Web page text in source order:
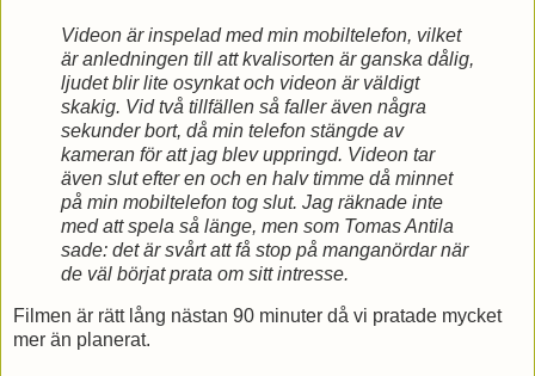
Videon är inspelad med min mobiltelefon, vilket
är anledningen till att kvalisorten är ganska dålig,
ljudet blir lite osynkat och videon är väldigt
skakig. Vid två tillfällen så faller även några
sekunder bort, då min telefon stängde av
kameran för att jag blev uppringd. Videon tar
även slut efter en och en halv timme då minnet
på min mobiltelefon tog slut. Jag räknade inte
med att spela så länge, men som Tomas Antila
sade: det är svårt att få stop på manganördar när
de väl börjat prata om sitt intresse.
Filmen är rätt lång nästan 90 minuter då vi pratade mycket
mer än planerat.